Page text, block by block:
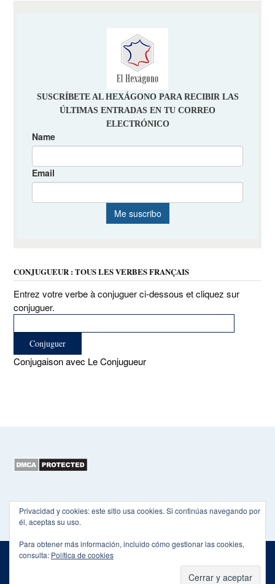
CONJUGUEUR : TOUS LES VERBES FRANÇAIS
Entrez votre verbe à conjuguer ci-dessous et cliquez sur
conjuguer.
Conjugaison avec Le Conjugueur
Privacidad y cookies: este sitio usa cookies. Si continúas navegando por
él, aceptas su uso.
Para obtener más información, incluido cómo gestionar las cookies,
consulta: Política de cookies
Copyright 2015-2026 EL HEXÁGONO